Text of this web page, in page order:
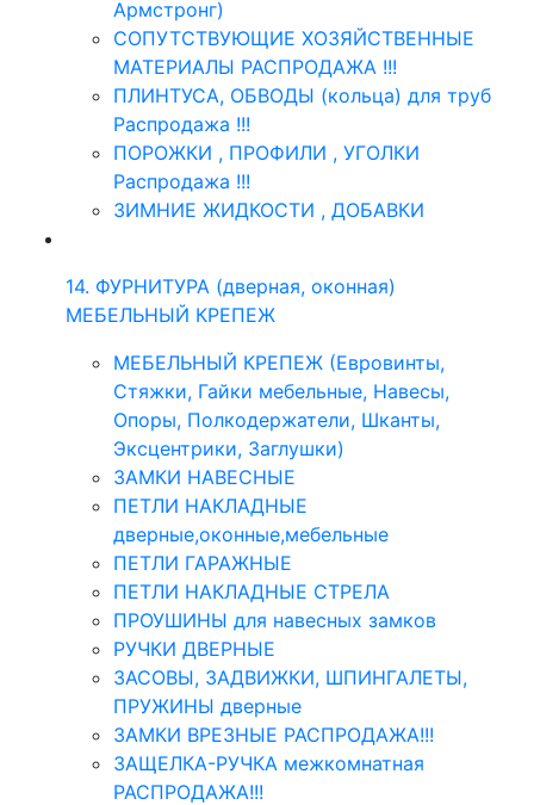
Армстронг)
СОПУТСТВУЮЩИЕ ХОЗЯЙСТВЕННЫЕ
МАТЕРИАЛЫ РАСПРОДАЖА !!!
ПЛИНТУСА, ОБВОДЫ (кольца) для труб
Распродажа !!!
ПОРОЖКИ , ПРОФИЛИ , УГОЛКИ
Распродажа !!!
ЗИМНИЕ ЖИДКОСТИ , ДОБАВКИ
14. ФУРНИТУРА (дверная, оконная)
МЕБЕЛЬНЫЙ КРЕПЕЖ
МЕБЕЛЬНЫЙ КРЕПЕЖ (Евровинты,
Стяжки, Гайки мебельные, Навесы,
Опоры, Полкодержатели, Шканты,
Эксцентрики, Заглушки)
ЗАМКИ НАВЕСНЫЕ
ПЕТЛИ НАКЛАДНЫЕ
дверные,оконные,мебельные
ПЕТЛИ ГАРАЖНЫЕ
ПЕТЛИ НАКЛАДНЫЕ СТРЕЛА
ПРОУШИНЫ для навесных замков
РУЧКИ ДВЕРНЫЕ
ЗАСОВЫ, ЗАДВИЖКИ, ШПИНГАЛЕТЫ,
ПРУЖИНЫ дверные
ЗАМКИ ВРЕЗНЫЕ РАСПРОДАЖА!!!
ЗАЩЕЛКА-РУЧКА межкомнатная
РАСПРОДАЖА!!!